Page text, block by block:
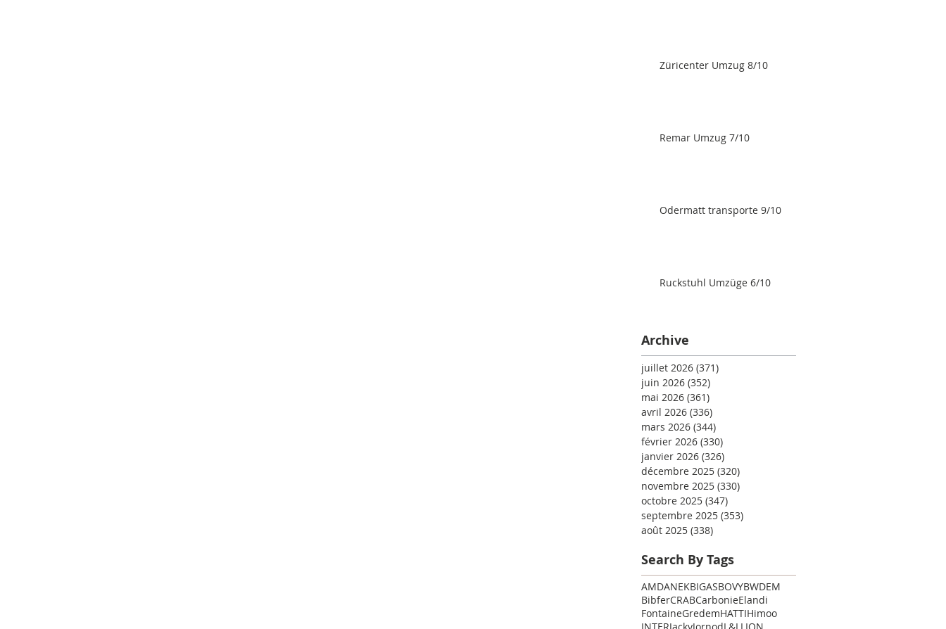
Züricenter Umzug 8/10
Remar Umzug 7/10
Odermatt transporte 9/10
Ruckstuhl Umzüge 6/10
Archive
juillet 2026 (371)
juin 2026 (352)
mai 2026 (361)
avril 2026 (336)
mars 2026 (344)
février 2026 (330)
janvier 2026 (326)
décembre 2025 (320)
novembre 2025 (330)
octobre 2025 (347)
septembre 2025 (353)
août 2025 (338)
Search By Tags
AMDANEKBIGASBOVYBWDEM
BibferCRABCarbonieElandi
FontaineGredemHATTIHimoo